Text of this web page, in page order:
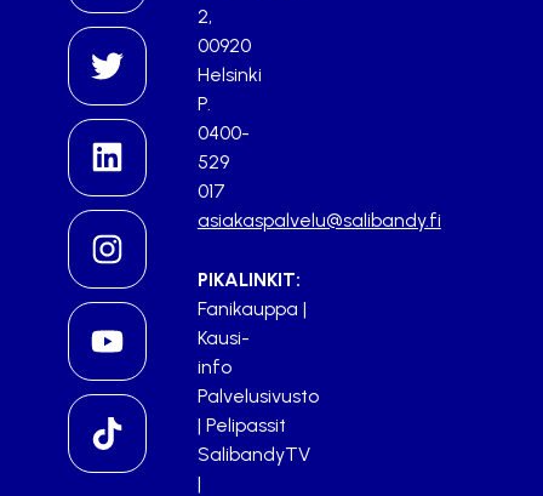
2,
00920
Helsinki
P.
0400-
529
017
asiakaspalvelu@salibandy.fi
PIKALINKIT:
Fanikauppa |
Kausi-
info
Palvelusivusto
| Pelipassit
SalibandyTV
|